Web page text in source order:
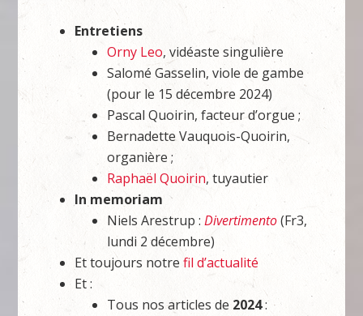
Entretiens
Orny Leo, vidéaste singulière
Salomé Gasselin, viole de gambe
(pour le 15 décembre 2024)
Pascal Quoirin, facteur d’orgue ;
Bernadette Vauquois-Quoirin,
organière ;
Raphaël Quoirin, tuyautier
In memoriam
Niels Arestrup :Divertimento(Fr3,
lundi 2 décembre)
Et toujours notrefil d’actualité
Et :
Tous nos articles de 2024: